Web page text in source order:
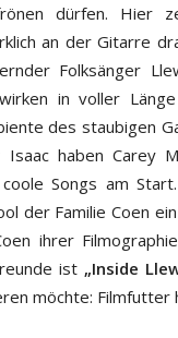
dürfen. Hier
an der Gitarre
Folksänger
in voller
des staubigen
Isaac haben Carey
Songs am
der Familie Coen
ihrer
ist „Inside
möchte: Filmfutter